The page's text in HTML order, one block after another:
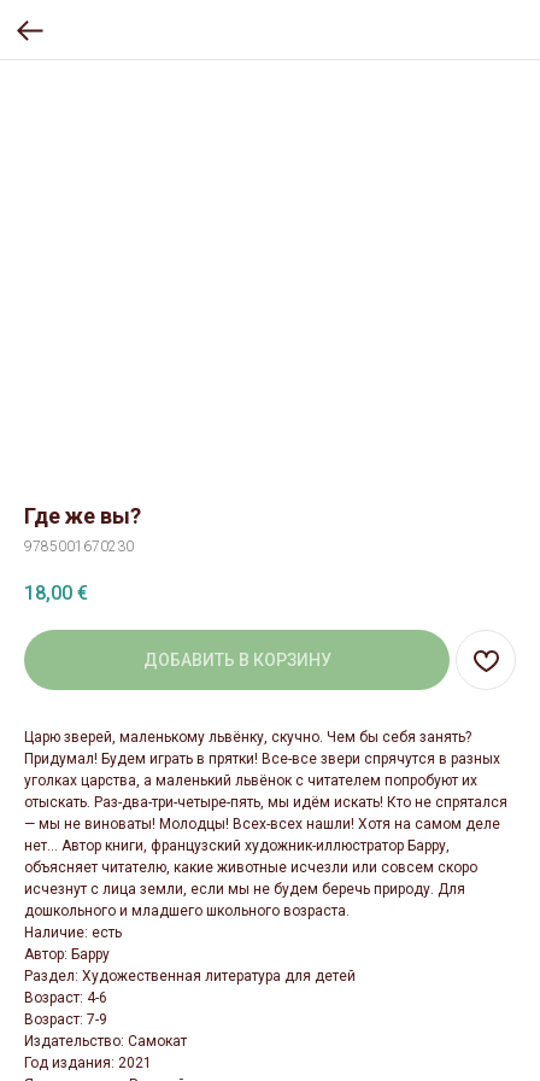
Где же вы?
9785001670230
18,00 €
ДОБАВИТЬ В КОРЗИНУ
Царю зверей, маленькому львёнку, скучно. Чем бы себя занять?
Придумал! Будем играть в прятки! Все-все звери спрячутся в разных
уголках царства, а маленький львёнок с читателем попробуют их
отыскать. Раз-два-три-четыре-пять, мы идём искать! Кто не спрятался
— мы не виноваты! Молодцы! Всех-всех нашли! Хотя на самом деле
нет... Автор книги, французский художник-иллюстратор Барру,
объясняет читателю, какие животные исчезли или совсем скоро
исчезнут с лица земли, если мы не будем беречь природу. Для
дошкольного и младшего школьного возраста.
Наличие: есть
Автор: Барру
Раздел: Художественная литература для детей
Возраст: 4-6
Возраст: 7-9
Издательство: Самокат
Год издания: 2021